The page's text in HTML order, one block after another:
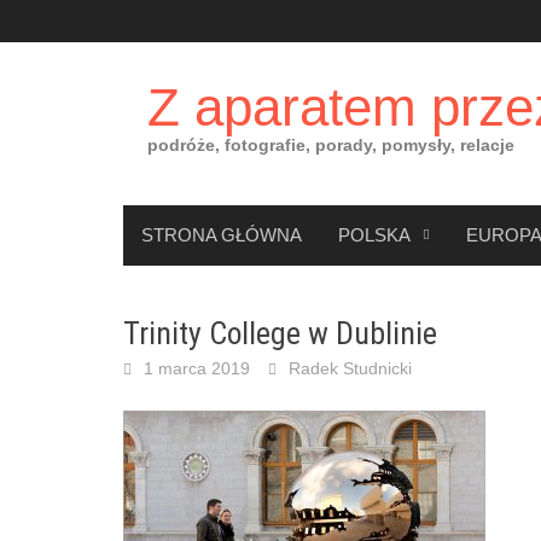
to
Z aparatem
podróże, fotografie, porady, pomysły, relacje
STRONA GŁÓWNA POLSKA EUROPA
Trinity College w Dublinie
1 marca 2019 Radek Studnicki